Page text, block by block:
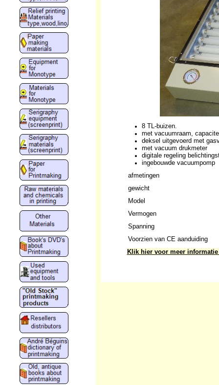
8 TL-buizen.
met vacuumraam,
deksel uitgevoerd met
met vacuum drukmeter
digitale regeling
ingebouwde vacuumpomp
afmetingen
gewicht
Model
Vermogen
Spanning
Voorzien van CE aanduiding
Klik hier voor meer informatie